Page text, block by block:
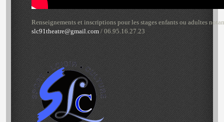
Renseignements et inscriptions pour les stages enfants ou adultes
slc91theatre@gmail.com/ 06.95.16.27.23